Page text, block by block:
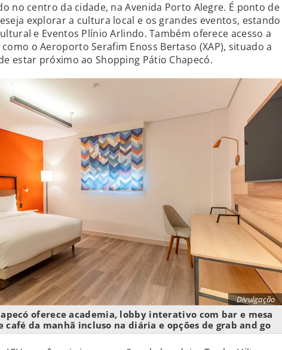
no centro da cidade, na Avenida Porto Alegre. É ponto de
explorar a cultura local e os grandes eventos, estando
e Eventos Plínio Arlindo. Também oferece acesso a
o Aeroporto Serafim Enoss Bertaso (XAP), situado a
estar próximo ao Shopping Pátio Chapecó.
Divulgação
oferece academia, lobby interativo com bar e mesa
café da manhã incluso na diária e opções de grab and go